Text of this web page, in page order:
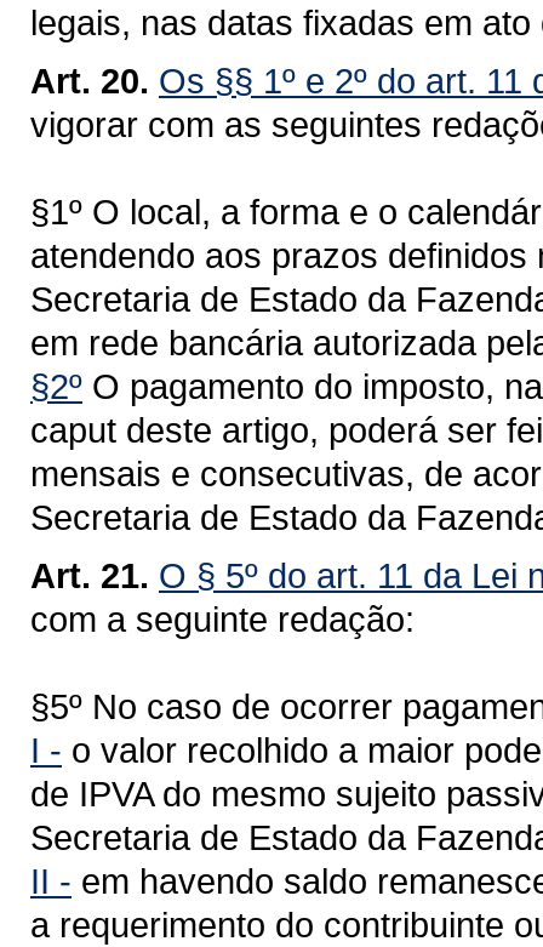
legais, nas datas fixadas em
Art. 20. Os §§ 1º e 2º do art. 11
vigorar com as seguintes
§1º O local, a forma e o
atendendo aos prazos
Secretaria de Estado da
em rede bancária autorizada
§2º O pagamento do imposto,
caput deste artigo, poderá ser
mensais e consecutivas, de
Secretaria de Estado da
Art. 21. O § 5º do art. 11 da Lei
com a seguinte redação:
§5º No caso de ocorrer
I - o valor recolhido a maior
de IPVA do mesmo sujeito
Secretaria de Estado da
II - em havendo saldo
a requerimento do contribuinte